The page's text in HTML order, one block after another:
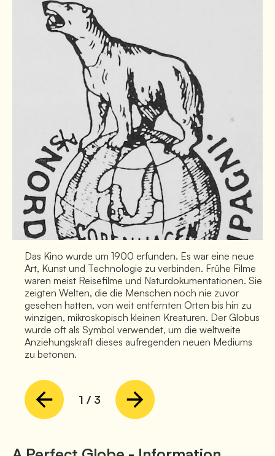
Das Kino wurde um 1900 erfunden. Es war eine neue
Art, Kunst und Technologie zu verbinden. Frühe Filme
waren meist Reisefilme und Naturdokumentationen. Sie
zeigten Welten, die die Menschen noch nie zuvor
gesehen hatten, von weit entfernten Orten bis hin zu
winzigen, mikroskopisch kleinen Kreaturen. Der Globus
wurde oft als Symbol verwendet, um die weltweite
Anziehungskraft dieses aufregenden neuen Mediums
zu betonen.
1 / 3